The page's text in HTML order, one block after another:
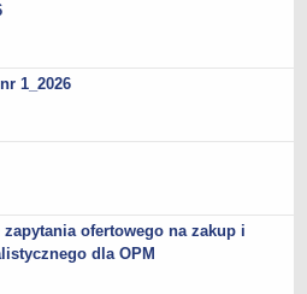
1_2026
ofertowego na zakup i
dla OPM